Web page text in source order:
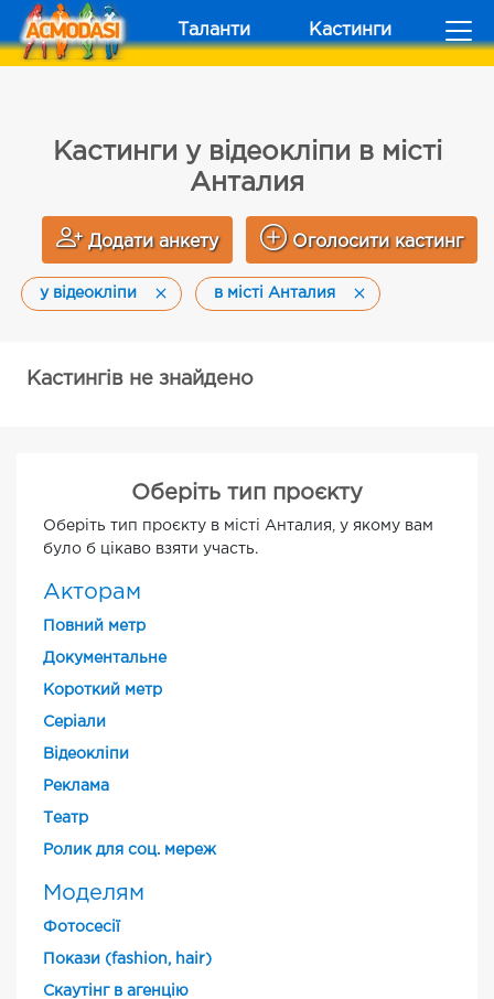
Таланти Кастинги
Кастинги у відеокліпи в місті
Анталия
Додати анкету Оголосити кастинг
у відеокліпи в місті Анталия
Кастингів не знайдено
Оберіть тип проєкту
Оберіть тип проєкту в місті Анталия, у якому вам
було б цікаво взяти участь.
Акторам
Повний метр
Документальне
Короткий метр
Cеріали
Відеокліпи
Реклама
Театр
Ролик для соц. мереж
Моделям
Фотосесії
Покази (fashion, hair)
Скаутінг в агенцію